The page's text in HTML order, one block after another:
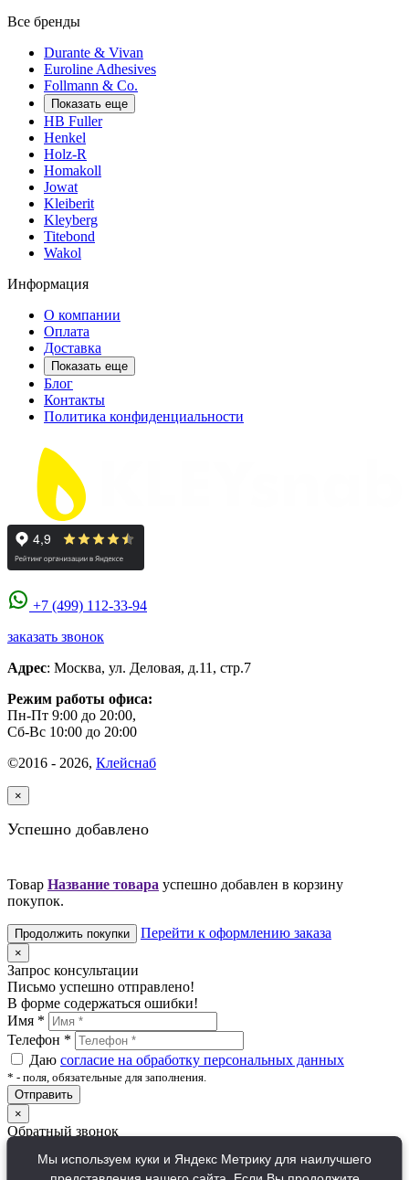
Все бренды
Durante & Vivan
Euroline Adhesives
Follmann & Co.
Показать еще
HB Fuller
Henkel
Holz-R
Homakoll
Jowat
Kleiberit
Kleyberg
Titebond
Wakol
Информация
О компании
Оплата
Доставка
Показать еще
Блог
Контакты
Политика конфиденциальности
+7 (499) 112-33-94
заказать звонок
Адрес: Москва, ул. Деловая, д.11, стр.7
Режим работы офиса:
Пн-Пт 9:00 до 20:00,
Сб-Вс 10:00 до 20:00
©2016 - 2026, Клейснаб
Мы используем куки и Яндекс Метрику для наилучшего
×
Успешно добавлено
Товар Название товара успешно добавлен в корзину
покупок.
Продолжить покупки Перейти к оформлению заказа
×
Запрос консультации
Письмо успешно отправлено!
В форме содержаться ошибки!
Имя *
Телефон *
Даю согласие на обработку персональных данных
* - поля, обязательные для заполнения.
Отправить
×
Обратный звонок
В форме содержаться ошибки!